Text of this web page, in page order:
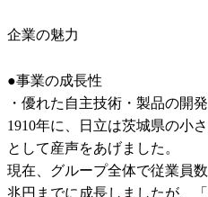
企業の魅力
●事業の成長性
・優れた自主技術・製品の開
1910年に、日立は茨城県の小
として産声をあげました。
現在、グループ全体で従業員
兆円までに成長しましたが、